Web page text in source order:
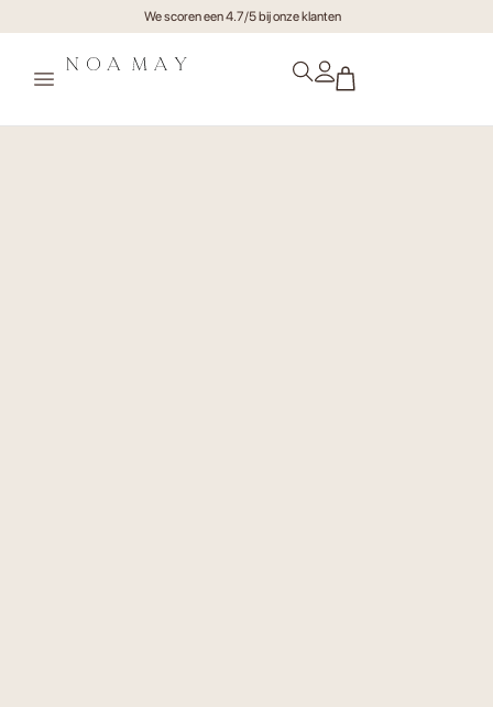
Gratis verzending va €75,- (NL)